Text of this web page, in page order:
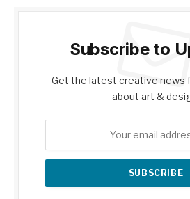
Subscribe to
Get the latest creative news
about art &